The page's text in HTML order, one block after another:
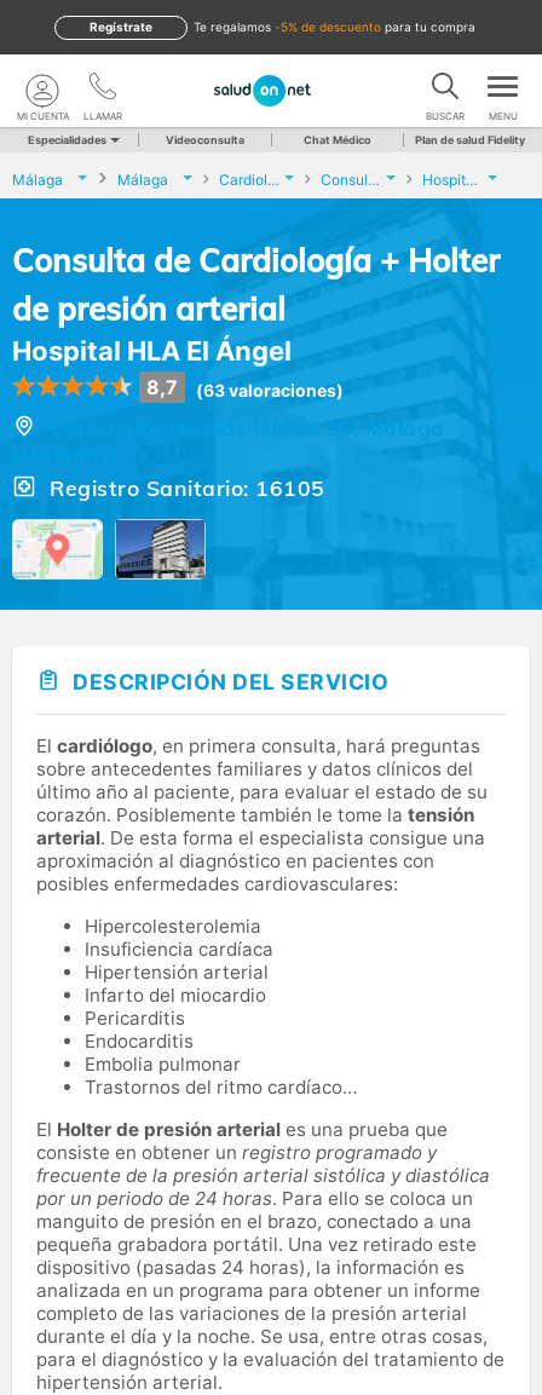
te regalamos -5% de descuento para tu compra
Regístrate
LLAMAR
MI CUENTA BUSCAR MENU
Especialidades Videoconsulta Chat Médico Plan de salud Fidelity
Málaga Málaga Cardiología Consulta de Cardiología + Holter de presión arterial Hospital HLA El Ángel
Consulta de Cardiología + Holter
de presión arterial
Hospital HLA El Ángel
8,7 (63 valoraciones)
Corregidor Nicolás Isidro, 16, Málaga
Registro Sanitario: 16105
DESCRIPCIÓN DEL SERVICIO
El cardiólogo, en primera consulta, hará preguntas
sobre antecedentes familiares y datos clínicos del
último año al paciente, para evaluar el estado de su
corazón. Posiblemente también le tome la tensión
arterial. De esta forma el especialista consigue una
aproximación al diagnóstico en pacientes con
posibles enfermedades cardiovasculares:
Hipercolesterolemia
Insuficiencia cardíaca
Hipertensión arterial
Infarto del miocardio
Pericarditis
Endocarditis
Embolia pulmonar
Trastornos del ritmo cardíaco…
El Holter de presión arterial es una prueba que
consiste en obtener un registro programado y
frecuente de la presión arterial sistólica y diastólica
por un periodo de 24 horas. Para ello se coloca un
manguito de presión en el brazo, conectado a una
pequeña grabadora portátil. Una vez retirado este
dispositivo (pasadas 24 horas), la información es
analizada en un programa para obtener un informe
completo de las variaciones de la presión arterial
durante el día y la noche. Se usa, entre otras cosas,
para el diagnóstico y la evaluación del tratamiento de
hipertensión arterial.